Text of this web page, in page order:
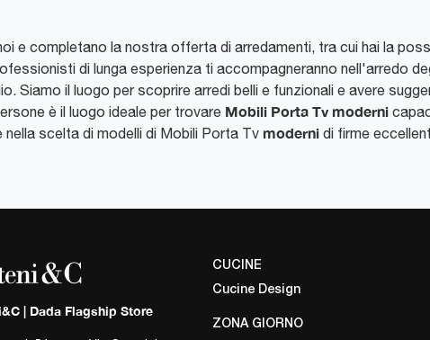
e completano la nostra offerta di arredamenti, tra cui hai la
di lunga esperienza ti accompagneranno nell'arredo
Siamo il luogo per scoprire arredi belli e funzionali e avere
è il luogo ideale per trovare Mobili Porta Tv moderni
scelta di modelli di Mobili Porta Tv moderni di firme
| Dada Flagship Store
CUCINE
Cucine Design
ZONA GIORNO